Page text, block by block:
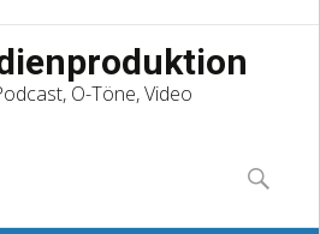
O-Töne, Video
content
Suchen
nach: